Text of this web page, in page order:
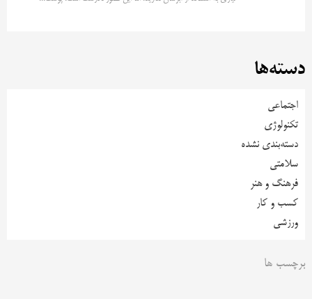
دسته‌ها
اجتماعی
تکنولوژی
دسته‌بندی نشده
سلامتی
فرهنگ و هنر
کسب و کار
ورزشی
برچسب ها